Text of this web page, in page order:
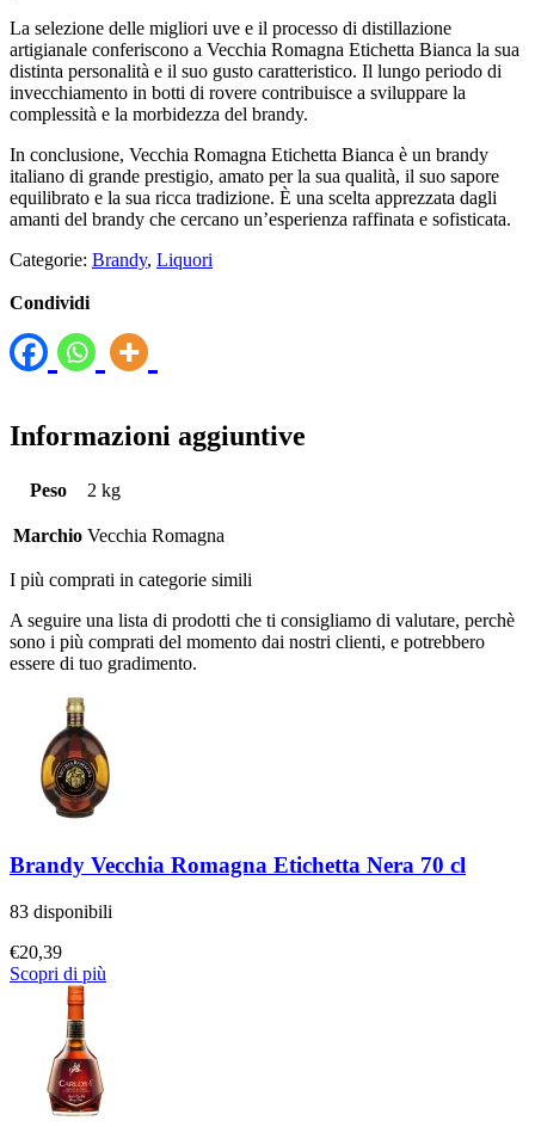
La selezione delle migliori uve e il processo di distillazione
artigianale conferiscono a Vecchia Romagna Etichetta Bianca la sua
distinta personalità e il suo gusto caratteristico. Il lungo periodo di
invecchiamento in botti di rovere contribuisce a sviluppare la
complessità e la morbidezza del brandy.
In conclusione, Vecchia Romagna Etichetta Bianca è un brandy
italiano di grande prestigio, amato per la sua qualità, il suo sapore
equilibrato e la sua ricca tradizione. È una scelta apprezzata dagli
amanti del brandy che cercano un’esperienza raffinata e sofisticata.
Categorie: Brandy, Liquori
Condividi
Informazioni aggiuntive
Peso 2 kg
Marchio Vecchia Romagna
I più comprati in categorie simili
A seguire una lista di prodotti che ti consigliamo di valutare, perchè
sono i più comprati del momento dai nostri clienti, e potrebbero
essere di tuo gradimento.
Brandy Vecchia Romagna Etichetta Nera 70 cl
83 disponibili
€20,39
Scopri di più